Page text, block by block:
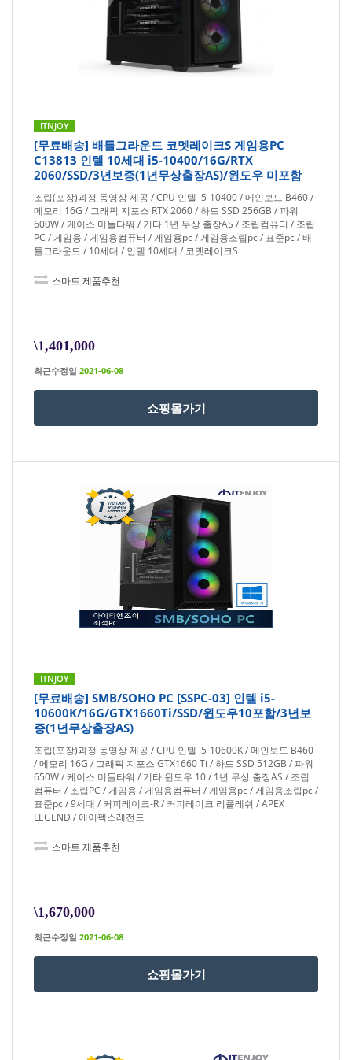
ITNJOY
[무료배송] 배틀그라운드 코멧레이크S 게임용PC
C13813 인텔 10세대 i5-10400/16G/RTX
2060/SSD/3년보증(1년무상출장AS)/윈도우 미포함
조립(포장)과정 동영상 제공 / CPU 인텔 i5-10400 / 메인보드 B460 /
메모리 16G / 그래픽 지포스 RTX 2060 / 하드 SSD 256GB / 파워
600W / 케이스 미들타워 / 기타 1년 무상 출장AS / 조립컴퓨터 / 조립
PC / 게임용 / 게임용컴퓨터 / 게임용pc / 게임용조립pc / 표준pc / 배
틀그라운드 / 10세대 / 인텔 10세대 / 코멧레이크S
스마트 제품추천
\1,401,000
최근수정일 2021-06-08
쇼핑몰가기
ITNJOY
[무료배송] SMB/SOHO PC [SSPC-03] 인텔 i5-
10600K/16G/GTX1660Ti/SSD/윈도우10포함/3년보
증(1년무상출장AS)
조립(포장)과정 동영상 제공 / CPU 인텔 i5-10600K / 메인보드 B460
/ 메모리 16G / 그래픽 지포스 GTX1660 Ti / 하드 SSD 512GB / 파워
650W / 케이스 미들타워 / 기타 윈도우 10 / 1년 무상 출장AS / 조립
컴퓨터 / 조립PC / 게임용 / 게임용컴퓨터 / 게임용pc / 게임용조립pc /
표준pc / 9세대 / 커피레이크-R / 커피레이크 리플레쉬 / APEX
LEGEND / 에이펙스레전드
스마트 제품추천
\1,670,000
최근수정일 2021-06-08
쇼핑몰가기